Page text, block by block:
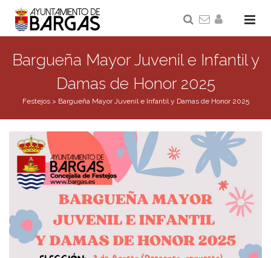
Bargueña Mayor Juvenil e Infantil y
Damas de Honor 2025
Festejos> Bargueña Mayor Juvenil e Infantil y Damas de Honor 2025